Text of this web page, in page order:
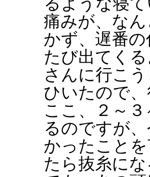
痛みが、な
かず、遅番
たび出てく
さんに行こ
ひいたので
ここ、２～
るのですが
かったこと
たら抜糸に